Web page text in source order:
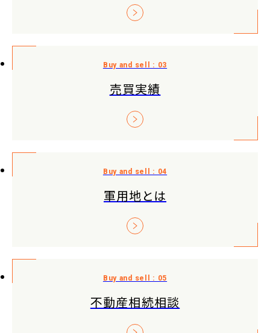
売買実績
軍用地とは
不動産相続相談